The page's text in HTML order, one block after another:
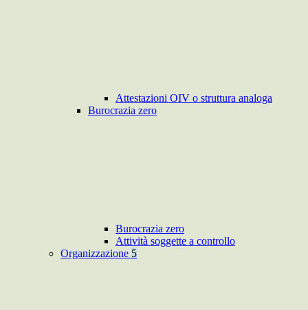
Attestazioni OIV o struttura analoga
Burocrazia zero
Burocrazia zero
Attività soggette a controllo
Organizzazione 5